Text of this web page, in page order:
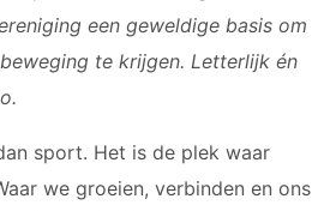
een geweldige basis om
te krijgen. Letterlijk én
sport. Het is de plek waar
we groeien, verbinden en ons